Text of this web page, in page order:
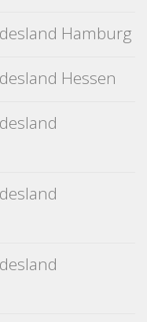
Hamburg
Hessen